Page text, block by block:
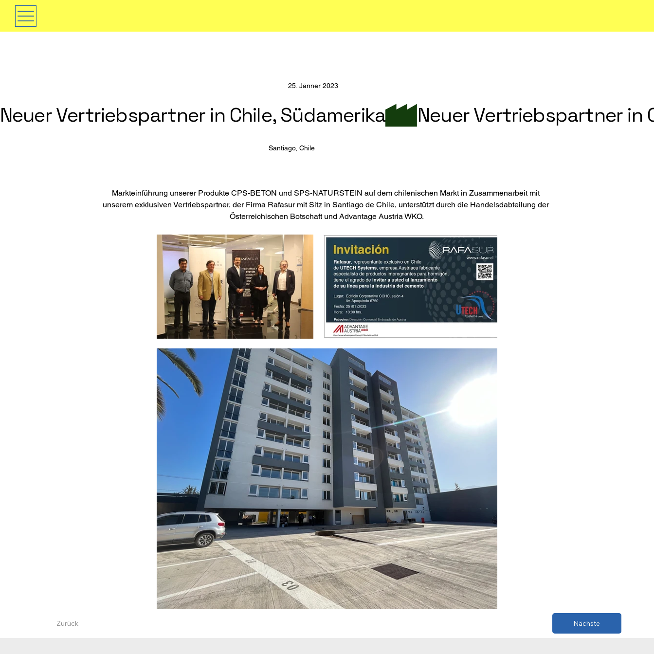
Neuer Vertriebspartner in Chile, Südamerika
25. Jänner 2023
Markteinführung unserer Produkte CPS-BETON und SPS-NATURSTEIN auf dem chilenischen Markt in Zusammenarbeit mit
unserem exklusiven Vertriebspartner, der Firma Rafasur mit Sitz in Santiago de Chile, unterstützt durch die Handelsdabteilung der
Österreichischen Botschaft und Advantage Austria WKO.
Santiago, Chile
Zurück Nächste